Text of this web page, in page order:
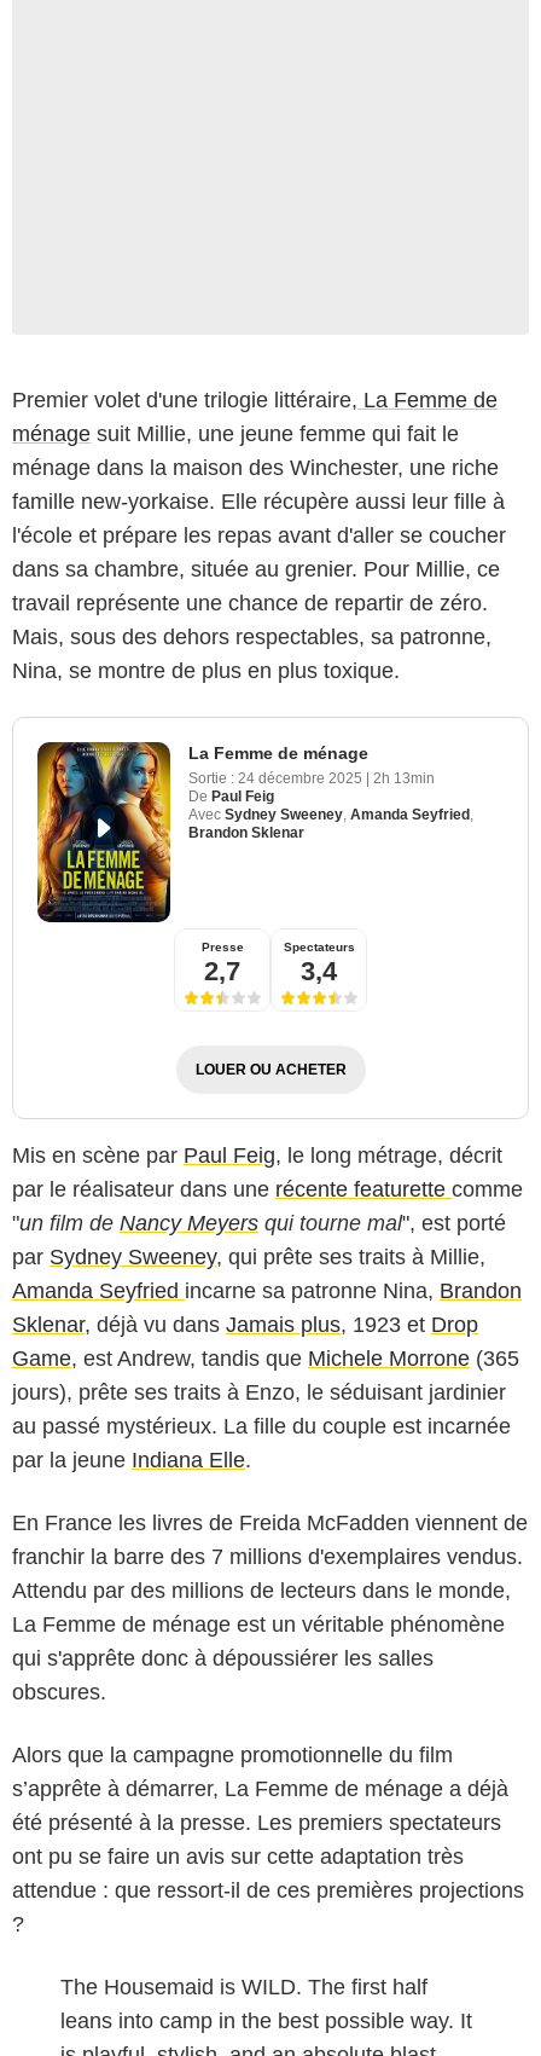
Premier volet d'une trilogie littéraire, La Femme de
ménage suit Millie, une jeune femme qui fait le
ménage dans la maison des Winchester, une riche
famille new-yorkaise. Elle récupère aussi leur fille à
l'école et prépare les repas avant d'aller se coucher
dans sa chambre, située au grenier. Pour Millie, ce
travail représente une chance de repartir de zéro.
Mais, sous des dehors respectables, sa patronne,
Nina, se montre de plus en plus toxique.
La Femme de ménage
Sortie : 24 décembre 2025 | 2h 13min
De Paul Feig
Avec Sydney Sweeney Amanda Seyfried
Brandon Sklenar
Presse
2,7
Spectateurs
3,4
LOUER OU ACHETER
Mis en scène par Paul Feig, le long métrage, décrit
par le réalisateur dans une récente featurette comme
"un film de Nancy Meyers qui tourne mal", est porté
par Sydney Sweeney, qui prête ses traits à Millie,
Amanda Seyfried incarne sa patronne Nina, Brandon
Sklenar, déjà vu dans Jamais plus, 1923 et Drop
Game, est Andrew, tandis que Michele Morrone (365
jours), prête ses traits à Enzo, le séduisant jardinier
au passé mystérieux. La fille du couple est incarnée
par la jeune Indiana Elle.
En France les livres de Freida McFadden viennent de
franchir la barre des 7 millions d'exemplaires vendus.
Attendu par des millions de lecteurs dans le monde,
La Femme de ménage est un véritable phénomène
qui s'apprête donc à dépoussiérer les salles
obscures.
Alors que la campagne promotionnelle du film
s’apprête à démarrer, La Femme de ménage a déjà
été présenté à la presse. Les premiers spectateurs
ont pu se faire un avis sur cette adaptation très
attendue : que ressort-il de ces premières projections
?
The Housemaid is WILD. The first half
leans into camp in the best possible way. It